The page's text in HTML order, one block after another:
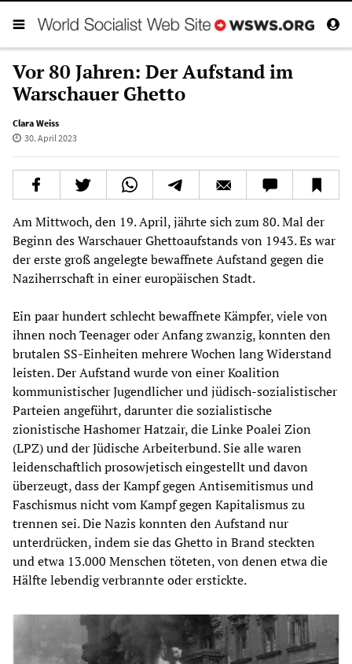
Vor 80 Jahren: Der Aufstand im
Warschauer Ghetto
Clara Weiss
30. April 2023
Am Mittwoch, den 19. April, jährte sich zum 80. Mal der
Beginn des Warschauer Ghettoaufstands von 1943. Es war
der erste groß angelegte bewaffnete Aufstand gegen die
Naziherrschaft in einer europäischen Stadt.
Ein paar hundert schlecht bewaffnete Kämpfer, viele von
ihnen noch Teenager oder Anfang zwanzig, konnten den
brutalen SS-Einheiten mehrere Wochen lang Widerstand
leisten. Der Aufstand wurde von einer Koalition
kommunistischer Jugendlicher und jüdisch-sozialistischer
Parteien angeführt, darunter die sozialistische
zionistische Hashomer Hatzair, die Linke Poalei Zion
(LPZ) und der Jüdische Arbeiterbund. Sie alle waren
leidenschaftlich prosowjetisch eingestellt und davon
überzeugt, dass der Kampf gegen Antisemitismus und
Faschismus nicht vom Kampf gegen Kapitalismus zu
trennen sei. Die Nazis konnten den Aufstand nur
unterdrücken, indem sie das Ghetto in Brand steckten
und etwa 13.000 Menschen töteten, von denen etwa die
Hälfte lebendig verbrannte oder erstickte.